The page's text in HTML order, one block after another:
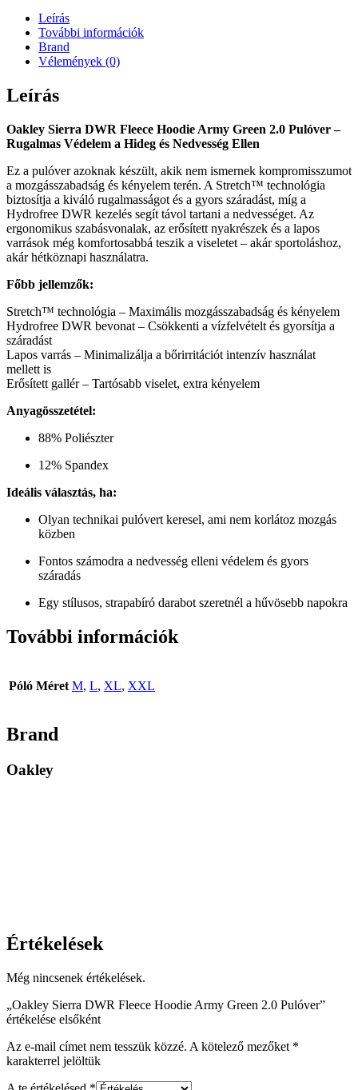
Leírás
További információk
Brand
Vélemények (0)
Leírás
Oakley Sierra DWR Fleece Hoodie Army Green 2.0 Pulóver –
Rugalmas Védelem a Hideg és Nedvesség Ellen
Ez a pulóver azoknak készült, akik nem ismernek kompromisszumot
a mozgásszabadság és kényelem terén. A Stretch™ technológia
biztosítja a kiváló rugalmasságot és a gyors száradást, míg a
Hydrofree DWR kezelés segít távol tartani a nedvességet. Az
ergonomikus szabásvonalak, az erősített nyakrészek és a lapos
varrások még komfortosabbá teszik a viseletet – akár sportoláshoz,
akár hétköznapi használatra.
Főbb jellemzők:
Stretch™ technológia – Maximális mozgásszabadság és kényelem
Hydrofree DWR bevonat – Csökkenti a vízfelvételt és gyorsítja a
száradást
Lapos varrás – Minimalizálja a bőrirritációt intenzív használat
mellett is
Erősített gallér – Tartósabb viselet, extra kényelem
Anyagösszetétel:
88% Poliészter
12% Spandex
Ideális választás, ha:
Olyan technikai pulóvert keresel, ami nem korlátoz mozgás
közben
Fontos számodra a nedvesség elleni védelem és gyors
száradás
Egy stílusos, strapabíró darabot szeretnél a hűvösebb napokra
További információk
Póló Méret M, L, XL, XXL
Brand
Oakley
Értékelések
Még nincsenek értékelések.
„Oakley Sierra DWR Fleece Hoodie Army Green 2.0 Pulóver”
értékelése elsőként
Az e-mail címet nem tesszük közzé. A kötelező mezőket *
karakterrel jelöltük